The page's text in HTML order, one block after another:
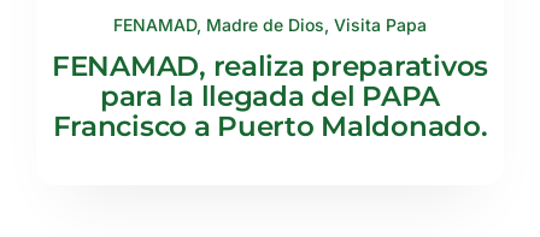
FENAMAD, Madre de Dios, Visita Papa
FENAMAD, realiza preparativos
para la llegada del PAPA
Francisco a Puerto Maldonado.